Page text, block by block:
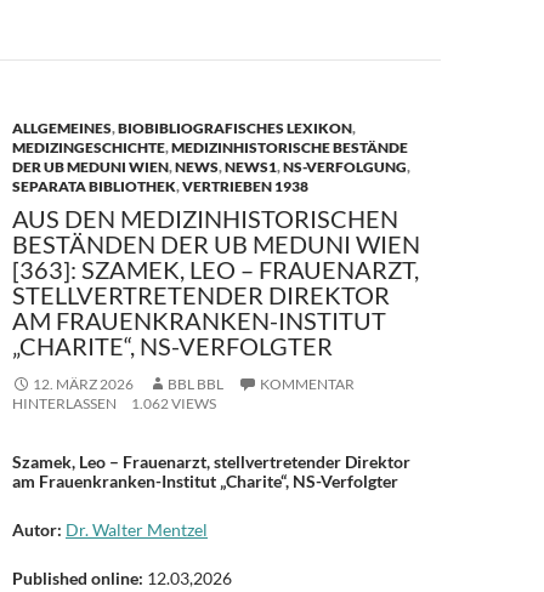
ALLGEMEINES,BIOBIBLIOGRAFISCHES LEXIKON,
MEDIZINGESCHICHTE,MEDIZINHISTORISCHE BESTÄNDE
DER UB MEDUNI WIEN,NEWS,NEWS1,NS-VERFOLGUNG,
SEPARATA BIBLIOTHEK,VERTRIEBEN 1938
AUS DEN MEDIZINHISTORISCHEN
BESTÄNDEN DER UB MEDUNI WIEN
[363]: SZAMEK, LEO – FRAUENARZT,
STELLVERTRETENDER DIREKTOR
AM FRAUENKRANKEN-INSTITUT
„CHARITE“, NS-VERFOLGTER
12. MÄRZ 2026 BBL BBL
KOMMENTAR
HINTERLASSEN
1.062 VIEWS
Szamek, Leo – Frauenarzt, stellvertretender Direktor
am Frauenkranken-Institut „Charite“, NS-Verfolgter
Autor: Dr. Walter Mentzel
Published online: 12.03,2026